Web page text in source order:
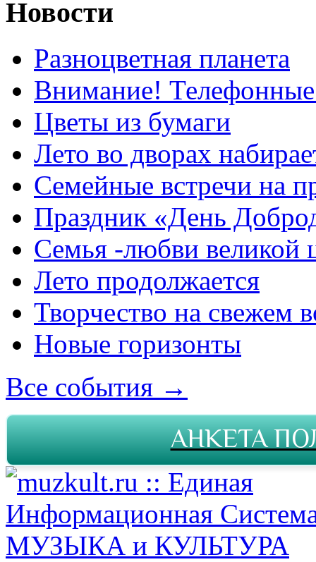
Новости
Разноцветная планета
Внимание!
Цветы из бумаги
Лето во дворах
Семейные встречи на
Праздник «День
Семья -любви великой
Лето продолжается
Творчество на свежем
Новые горизонты
Все события →
АНКЕТА